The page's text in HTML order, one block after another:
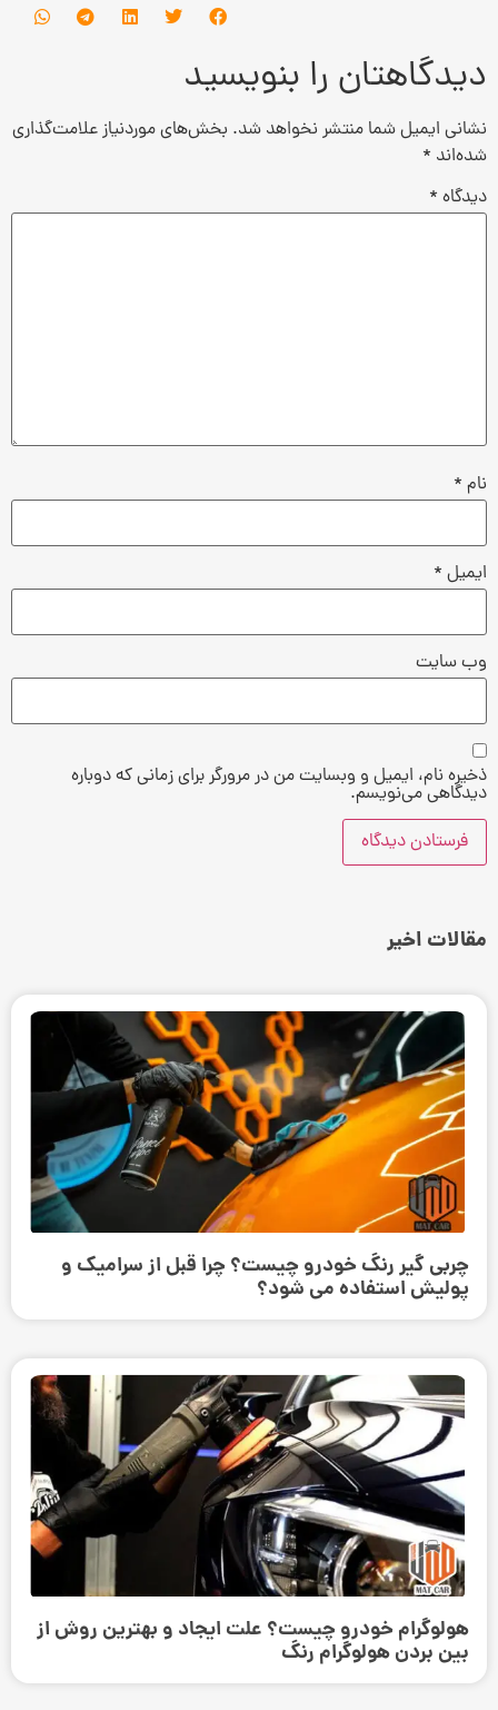
دیدگاهتان را بنویسید
نشانی ایمیل شما منتشر نخواهد شد. بخش‌های موردنیاز علامت‌گذاری
شده‌اند *
دیدگاه *
نام *
ایمیل *
وب‌ سایت
ذخیره نام، ایمیل و وبسایت من در مرورگر برای زمانی که دوباره
دیدگاهی می‌نویسم.
مقالات اخیر
چربی گیر رنگ خودرو چیست؟ چرا قبل از سرامیک و
پولیش استفاده می ‌شود؟
هولوگرام خودرو چیست؟ علت ایجاد و بهترین روش از
بین بردن هولوگرام رنگ